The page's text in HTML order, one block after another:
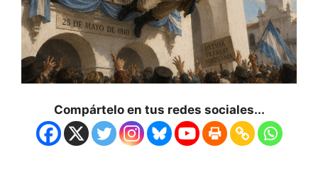
Compártelo en tus redes sociales...